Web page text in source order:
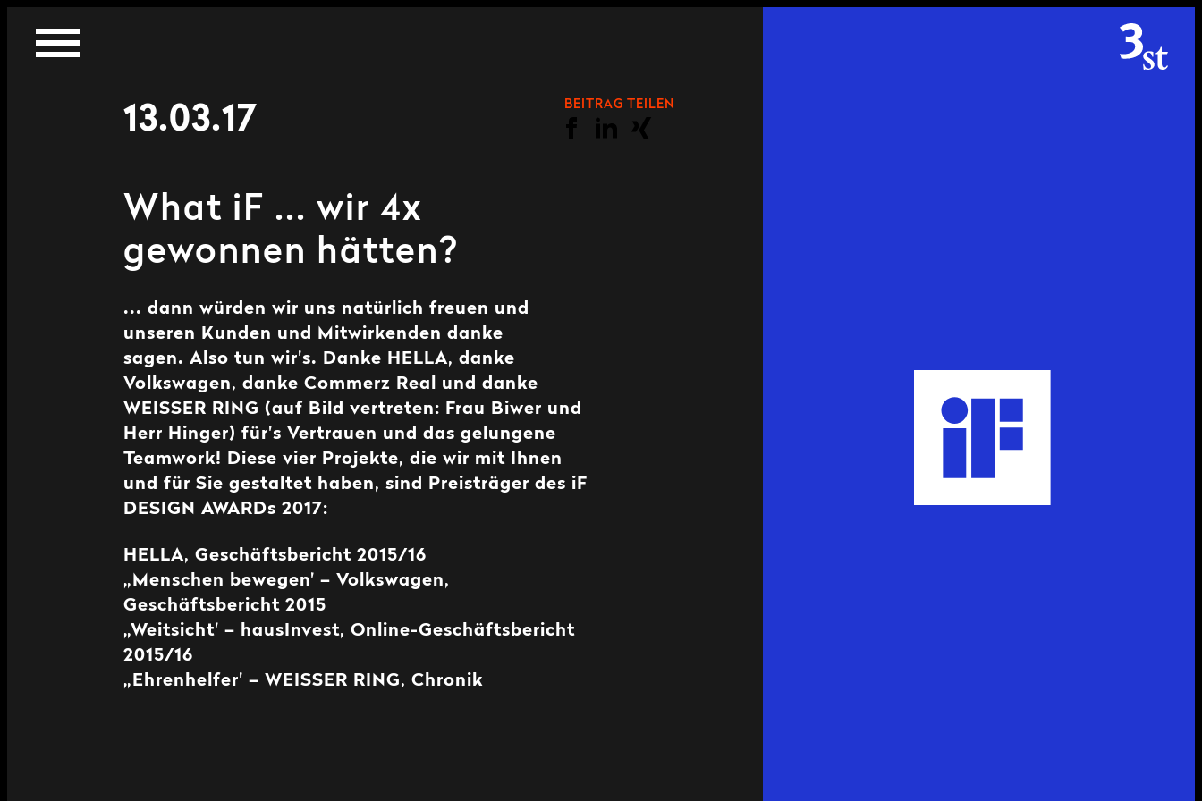
13.03.17 BEITRAG TEILEN
What iF ... wir 4x
gewonnen hätten?
... dann würden wir uns natürlich freuen und
unseren Kunden und Mitwirkenden danke
sagen. Also tun wir's. Danke HELLA, danke
Volkswagen, danke Commerz Real und danke
WEISSER RING (auf Bild vertreten: Frau Biwer und
Herr Hinger) für's Vertrauen und das gelungene
Teamwork! Diese vier Projekte, die wir mit Ihnen
und für Sie gestaltet haben, sind Preisträger des iF
DESIGN AWARDs 2017:
HELLA, Geschäftsbericht 2015/16
„Menschen bewegen' – Volkswagen,
Geschäftsbericht 2015
„Weitsicht' – hausInvest, Online-Geschäftsbericht
2015/16
„Ehrenhelfer' – WEISSER RING, Chronik